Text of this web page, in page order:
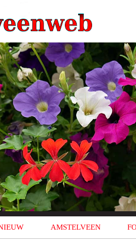
AMSTELVEEN